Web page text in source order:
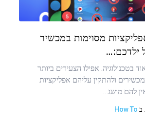
מסוימות במכשיר
ילדכם:…
בטכנולוגיה. אפילו הצעירים ביותר
ולהתקין עליהם אפליקציות
להם מושג…
ב How To